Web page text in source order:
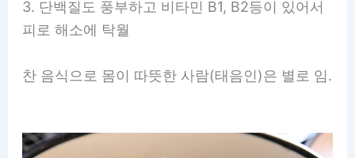
3. 단백질도 풍부하고 비타민 B1, B2등이 있어서
피로 해소에 탁월
찬 음식으로 몸이 따뜻한 사람(태음인)은 별로 임.